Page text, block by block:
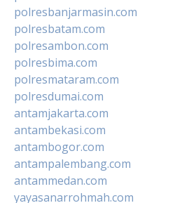
polresbanjarmasin.com
polresbatam.com
polresambon.com
polresbima.com
polresmataram.com
polresdumai.com
antamjakarta.com
antambekasi.com
antambogor.com
antampalembang.com
antammedan.com
yayasanarrohmah.com